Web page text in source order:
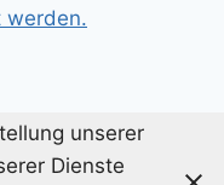
werden.
unserer
Dienste